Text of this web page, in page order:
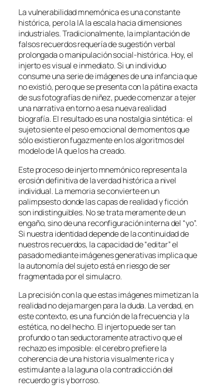
La vulnerabilidad mnemónica es una constante
histórica, pero la IA la escala hacia dimensiones
industriales. Tradicionalmente, la implantación de
falsos recuerdos requería de sugestión verbal
prolongada o manipulación social-histórica. Hoy, el
injerto es visual e inmediato. Si un individuo
consume una serie de imágenes de una infancia que
no existió, pero que se presenta con la pátina exacta
de sus fotografías de niñez, puede comenzar a tejer
una narrativa en torno a esa nueva realidad
biografía. El resultado es una nostalgia sintética: el
sujeto siente el peso emocional de momentos que
sólo existieron fugazmente en los algoritmos del
modelo de IA que los ha creado.
Este proceso de injerto mnemónico representa la
erosión definitiva de la verdad histórica a nivel
individual. La memoria se convierte en un
palimpsestodonde las capas de realidad y ficción
son indistinguibles. No se trata meramente de un
engaño, sino de una reconfiguración interna del “yo”.
Si nuestra identidad depende de la continuidad de
nuestros recuerdos, la capacidad de “editar” el
pasado mediante imágenes generativas implica que
la autonomía del sujeto está en riesgo de ser
fragmentada por el simulacro.
La precisión con la que estas imágenes mimetizan la
realidad no deja margen para la duda. La verdad, en
este contexto, es una función de la frecuencia y la
estética, no del hecho. El injerto puede ser tan
profundo o tan seductoramente atractivo que el
rechazo es imposible: el cerebro prefiere la
coherencia de una historia visualmente rica y
estimulante a la laguna o la contradicción del
recuerdo gris y borroso.